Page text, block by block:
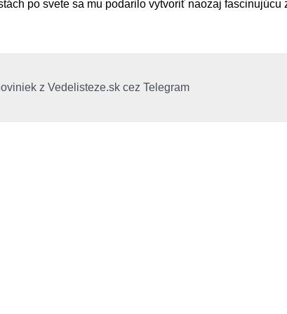
po svete sa mu podarilo vytvoriť naozaj fascinujúcu
z Vedelisteze.sk cez Telegram